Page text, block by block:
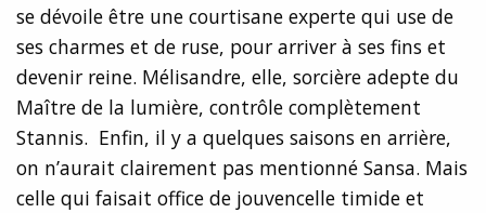
se dévoile être une courtisane experte qui use de
ses charmes et de ruse, pour arriver à ses fins et
devenir reine. Mélisandre, elle, sorcière adepte du
Maître de la lumière, contrôle complètement
Stannis. Enfin, il y a quelques saisons en arrière,
on n’aurait clairement pas mentionné Sansa. Mais
celle qui faisait office de jouvencelle timide et